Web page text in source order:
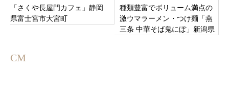
「さくや長屋門カフェ」静岡
県富士宮市大宮町
種類豊富でボリューム満点の
激ウマラーメン・つけ麺「燕
三条 中華そば鬼にぼ」新潟県
CM